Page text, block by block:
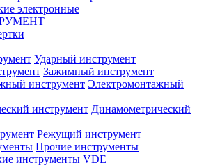
электронные
Ударный инструмент
Зажимный инструмент
Электромонтажный
Динамометрический
Режущий инструмент
Прочие инструменты